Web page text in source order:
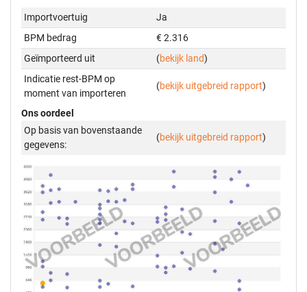
Importvoertuig
Ja
BPM bedrag
€ 2.316
Geïmporteerd uit
(bekijk land)
Indicatie rest-BPM op
moment van importeren
(bekijk uitgebreid rapport)
Ons oordeel
Op basis van bovenstaande
gegevens:
(bekijk uitgebreid rapport)